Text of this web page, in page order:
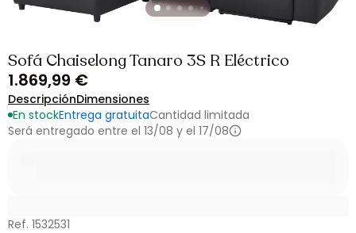
Sofá Chaiselong Tanaro 3S R Eléctrico
1.869,99 €
DescripciónDimensiones
En stockEntrega gratuitaCantidad limitada
Será entregado entre el 13/08 y el 17/08
Ref. 1532531